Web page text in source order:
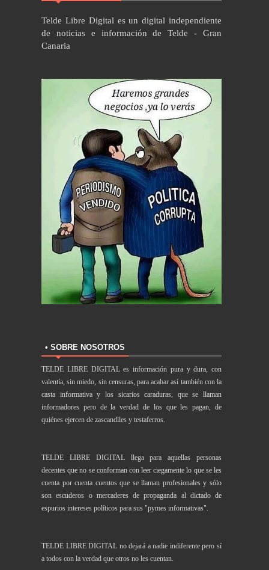
Telde Libre Digital es un digital independiente
de noticias e información de Telde - Gran
Canaria
• SOBRE NOSOTROS
TELDE LIBRE DIGITAL es información pura y dura, con
valentía, sin miedo, sin censuras, para acabar así también con la
casta informativa y los sicarios caraduras, que se llaman
informadores pero de la verdad de los que les pagan, de
quiénes ejercen de zascandiles y testaferros.
TELDE LIBRE DIGITAL llega para aquellas personas
decentes que no se conforman con leer ciegamente lo que se les
cuenta por cuenta cuentos que se llaman profesionales y sólo
son escuderos o mercaderes de propaganda al dictado de
espurios intereses políticos para sus "pymes informativas".
TELDE LIBRE DIGITAL no dejará a nadie indiferente pero sí
a todos con la verdad que otros no les cuentan.